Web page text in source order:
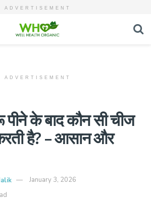
ADVERTISEMENT
ADVERTISEMENT
पीने के बाद कौन सी चीज
है? – आसान और
January 3, 2026